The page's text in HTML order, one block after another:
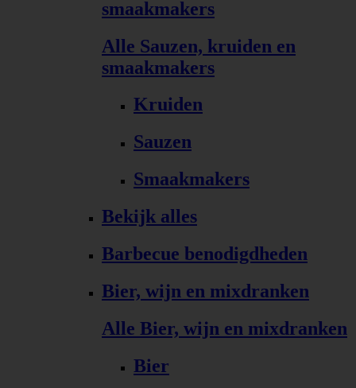
smaakmakers
Alle Sauzen, kruiden en
smaakmakers
Kruiden
Sauzen
Smaakmakers
Bekijk alles
Barbecue benodigdheden
Bier, wijn en mixdranken
Alle Bier, wijn en mixdranken
Bier